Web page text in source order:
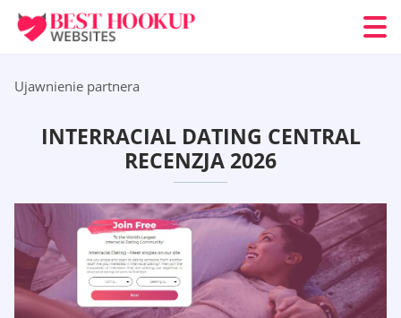
Ujawnienie partnera
INTERRACIAL DATING CENTRAL
RECENZJA 2026